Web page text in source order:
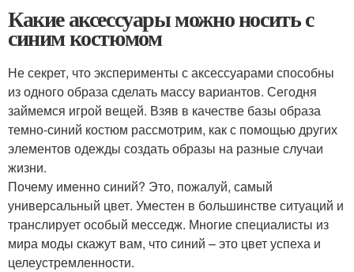
Какие аксессуары можно носить с
синим костюмом
Не секрет, что эксперименты с аксессуарами способны
из одного образа сделать массу вариантов. Сегодня
займемся игрой вещей. Взяв в качестве базы образа
темно-синий костюм рассмотрим, как с помощью других
элементов одежды создать образы на разные случаи
жизни.
Почему именно синий? Это, пожалуй, самый
универсальный цвет. Уместен в большинстве ситуаций и
транслирует особый месседж. Многие специалисты из
мира моды скажут вам, что синий – это цвет успеха и
целеустремленности.